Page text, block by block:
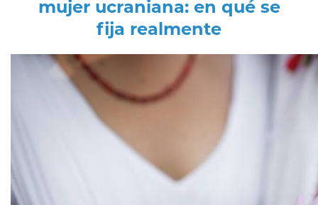
mujer ucraniana: en qué se
fija realmente